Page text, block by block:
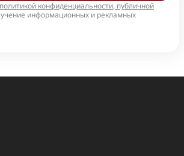
политикой конфиденциальности, публичной
информационных и рекламных